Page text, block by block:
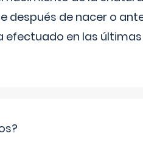
después de nacer o
efectuado en las